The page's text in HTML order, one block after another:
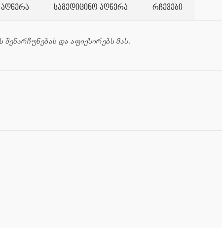
სამედიცინო აღწერა რჩევები
და აფიქსირებს მას.